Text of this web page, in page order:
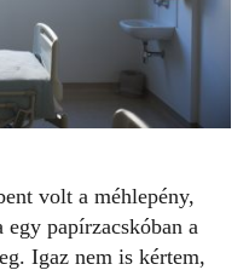
volt a méhlepény,
papírzacskóban a
Igaz nem is kértem,